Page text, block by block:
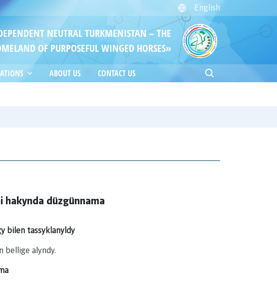
English
NEUTRAL TURKMENISTAN – THE
OF PURPOSEFUL WINGED HORSES»
ABOUT US CONTACT US
düzgünnama
bilen tassyklanyldy
bellige alyndy.